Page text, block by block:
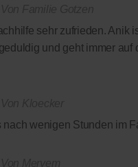
sehr zufrieden. Anik
und geht immer
wenigen Stunden im